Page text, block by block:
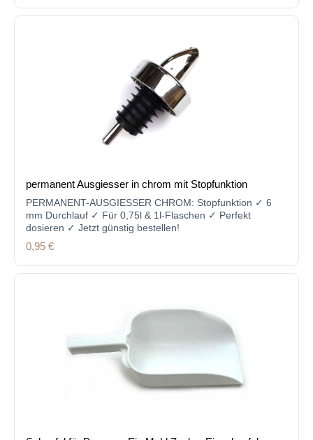
permanent Ausgiesser in chrom mit Stopfunktion
PERMANENT-AUSGIESSER CHROM: Stopfunktion ✓ 6
mm Durchlauf ✓ Für 0,75l & 1l-Flaschen ✓ Perfekt
dosieren ✓ Jetzt günstig bestellen!
Regulärer Preis:
0,95 €